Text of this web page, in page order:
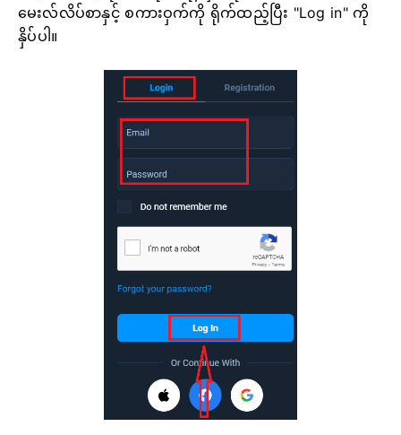
မေးလ်လိပ်စာနှင့် စကားဝှက်ကို ရိုက်ထည့်ပြီး "Log in" ကို
နှိပ်ပါ။